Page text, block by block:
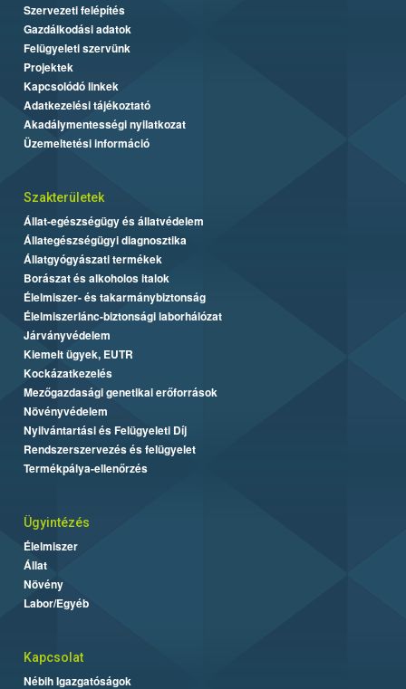
Szervezeti felépítés
Gazdálkodási adatok
Felügyeleti szervünk
Projektek
Kapcsolódó linkek
Adatkezelési tájékoztató
Akadálymentességi nyilatkozat
Üzemeltetési információ
Szakterületek
Állat-egészségügy és állatvédelem
Állategészségügyi diagnosztika
Állatgyógyászati termékek
Borászat és alkoholos italok
Élelmiszer- és takarmánybiztonság
Élelmiszerlánc-biztonsági laborhálózat
Járványvédelem
Kiemelt ügyek, EUTR
Kockázatkezelés
Mezőgazdasági genetikai erőforrások
Növényvédelem
Nyilvántartási és Felügyeleti Díj
Rendszerszervezés és felügyelet
Termékpálya-ellenőrzés
Ügyintézés
Élelmiszer
Állat
Növény
Labor/Egyéb
Kapcsolat
Nébih Igazgatóságok